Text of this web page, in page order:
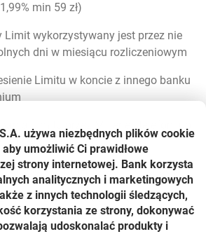
min 59 zł)
Limit wykorzystywany jest przez nie
dni w miesiącu rozliczeniowym
Limitu w koncie z innego banku
Limitu przez Millenet, telefon lub
w oddziale, do
dokumentowania dochodu
liczone jest od kwoty
od całości przyznanego Limitu
używa niezbędnych plików cookie
umożliwić Ci prawidłowe
strony internetowej. Bank korzysta
analitycznych i marketingowych
z innych technologii śledzących,
korzystania ze strony, dokonywać
udoskonalać produkty i